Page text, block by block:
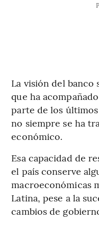
La visión del banco
que ha
parte de los
no siempre se ha
económico.
Esa capacidad de
el país conserve
macroeconómicas
Latina, pese a la
cambios de